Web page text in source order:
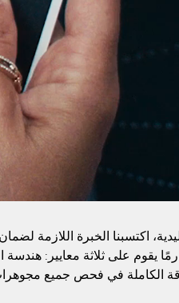
اكتسبنا الخبرة اللازمة
يقوم على ثلاثة معايير:
الكاملة في فحص جميع